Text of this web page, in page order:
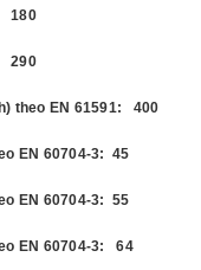
180
290
theo EN 61591: 400
EN 60704-3: 45
EN 60704-3: 55
EN 60704-3: 64